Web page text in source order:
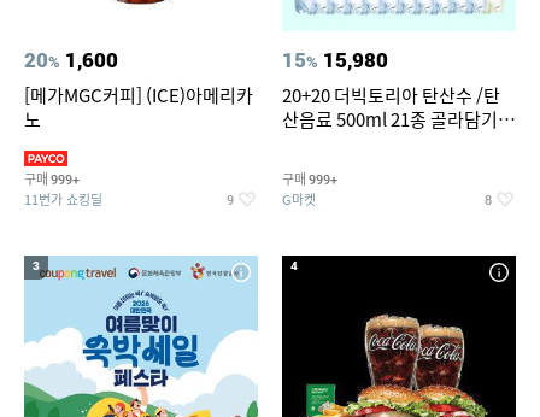
아이더 남성 등산바지 이월 여름
20 갤럭시탭 s6lite 젤리키보드케이스
20% 1,600
[메가MGC커피] (ICE)아메리카
노
구매 999+
11번가 쇼킹딜 9
15% 15,980
20+20 더빅토리아 탄산수 /탄
산음료 500ml 21종 골라담기
구매 999+
G마켓 8
3 4